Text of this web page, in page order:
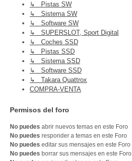
↳ Pistas SW
↳ Sistema SW
↳ Software SW
↳ SUPERSLOT, Sport Digital
↳ Coches SSD
↳ Pistas SSD
↳ Sistema SSD
↳ Software SSD
↳ Takara Quattrox
COMPRA-VENTA
Permisos del foro
No puedes abrir nuevos temas en este Foro
No puedes responder a temas en este Foro
No puedes editar sus mensajes en este Foro
No puedes borrar sus mensajes en este Foro